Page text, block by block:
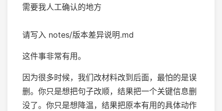
需要我人工确认的地方
请写入 notes/版本差异说明.md
这件事非常有用。
因为很多时候，我们改材料改到后面，最怕的是误
删。你只是想把句子改顺，结果把一个关键信息删
没了。你只是想降温，结果把原本有用的具体动作